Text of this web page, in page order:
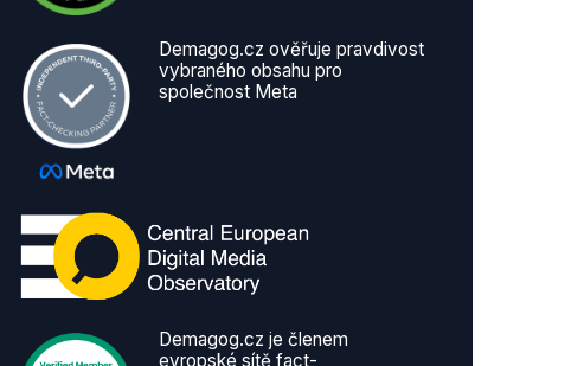
Demagog.cz ověřuje pravdivost
vybraného obsahu pro
společnost Meta
Demagog.cz je členem
evropské sítě fact-